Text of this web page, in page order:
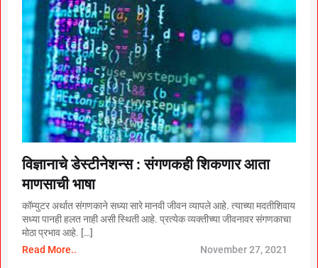
विज्ञानाचे डेस्टीनेशन्स : संगणकही शिकणार आता
माणसाची भाषा
कॉम्युटर अर्थात संगणकाने सध्या सारे मानवी जीवन व्यापले आहे. त्याच्या मदतीशिवाय
सध्या पानही हलत नाही असी स्थिती आहे. प्रत्येक व्यक्तीच्या जीवनावर संगणकाचा
मोठा प्रभाव आहे. […]
Read More..
November 27, 2021